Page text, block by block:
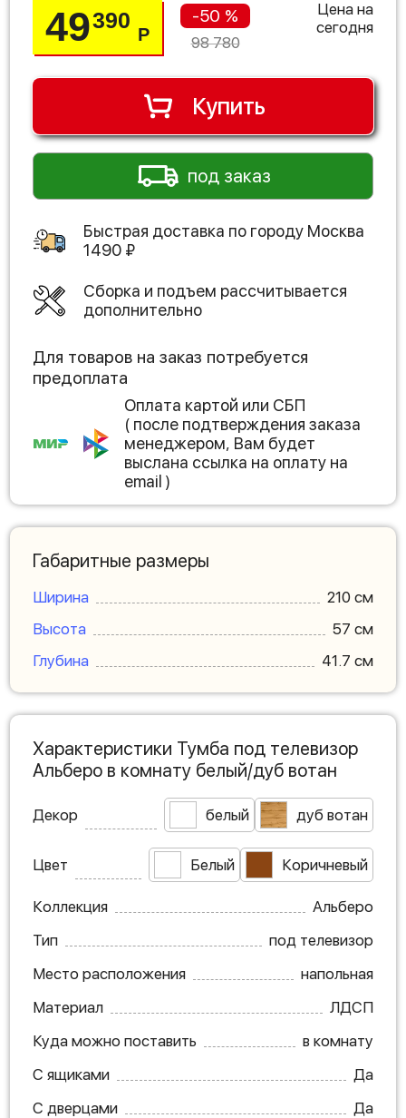
49390
Р
-50 %
98 780
Цена на
сегодня
Купить
под заказ
Быстрая доставка по городу Москва
1490 ₽
Сборка и подъем рассчитывается
дополнительно
Для товаров на заказ потребуется
предоплата
Оплата картой или СБП
( после подтверждения заказа
менеджером, Вам будет
выслана ссылка на оплату на
email )
Габаритные размеры
Ширина
210 см
Высота
57 см
Глубина
41.7 см
Характеристики Тумба под телевизор
Альберо в комнату белый/дуб вотан
Декор белый дуб вотан
Цвет Белый Коричневый
Коллекция
Альберо
Тип
под телевизор
Место расположения
напольная
Материал
ЛДСП
Куда можно поставить
в комнату
С ящиками
Да
С дверцами
Да